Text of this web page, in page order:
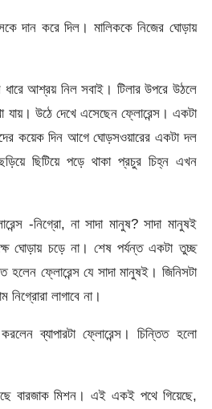
দান করে দিল। মালিককে নিজের ঘোড়ায়
ধারে আশ্রয় নিল সবাই। টিলার উপরে উঠলে
যায়। উঠে দেখে এসেছেন ফ্লোরেন্স। একটা
কয়েক দিন আগে ঘোড়সওয়ারের একটা দল
ছিটিয়ে পড়ে থাকা প্রচুর চিহ্ন এখন
-নিগ্রো, না সাদা মানুষ? সাদা মানুষই
ঘোড়ায় চড়ে না। শেষ পর্যন্ত একটা তুচ্ছ
হলেন ফ্লোরেন্স যে সাদা মানুষই। জিনিসটা
লাগাবে না।
ব্যাপারটা ফ্লোরেন্স। চিন্তিত হলো
বারজাক মিশন। এই একই পথে গিয়েছে,